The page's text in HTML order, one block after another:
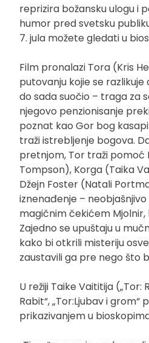
reprizira božansku ulogu i
humor pred svetsku
7. jula možete gledati u
Film pronalazi Tora (Kris
putovanju kojie se
do sada suočio – traga za
njegovo penzionisanje
poznat kao Gor bog
traži istrebljenje bogova.
pretnjom, Tor traži pomoć
Tompson), Korga (Taika
Džejn Foster (Natali
iznenađenje –
magičnim čekićem Mjolnir,
Zajedno se upuštaju u
kako bi otkrili misteriju
zaustavili ga pre nego što
U režiji Taike Vaititija („Tor:
Rabit“, „Tor:Ljubav i grom“
prikazivanjem u